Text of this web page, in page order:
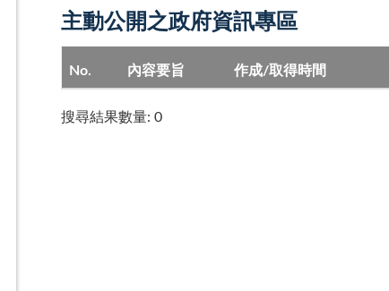
主動公開之政府資訊專區
No. 內容要旨 作成/取得時間
搜尋結果數量: 0